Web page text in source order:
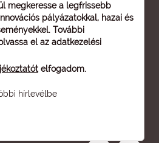
megkeresse a legfrissebb
pályázatokkal, hazai és
További
el az adatkezelési
elfogadom.
hírlevélbe